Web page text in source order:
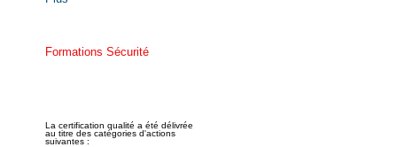
Formations Sécurité
La certification qualité a été délivrée
au titre des catégories d'actions
suivantes :